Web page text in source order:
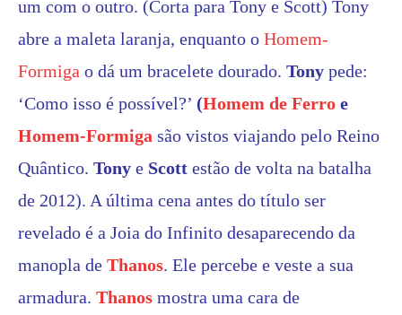
um com o outro. (Corta para Tony e Scott) Tony
abre a maleta laranja, enquanto o Homem-
Formiga o dá um bracelete dourado. Tony pede:
‘Como isso é possível?’ (Homem de Ferro e
Homem-Formiga são vistos viajando pelo Reino
Quântico. Tony e Scott estão de volta na batalha
de 2012). A última cena antes do título ser
revelado é a Joia do Infinito desaparecendo da
manopla de Thanos. Ele percebe e veste a sua
armadura. Thanos mostra uma cara de